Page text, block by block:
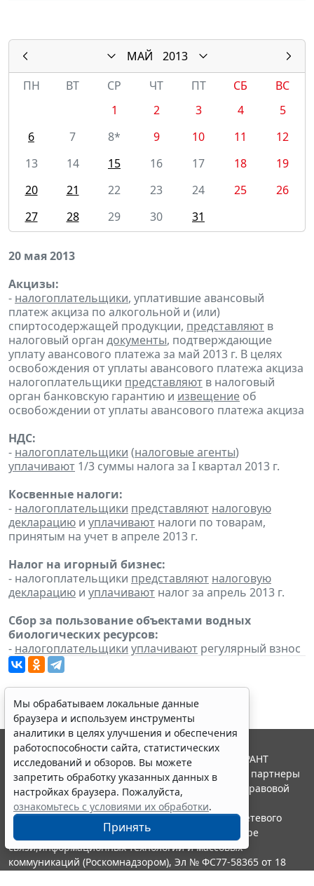
МАЙ
2013
ПН
ВТ СР ЧТ ПТ СБ
ВС
1
2 3 4
5
6
7 8* 9 10 11
12
13
14 15 16 17 18
19
20
21 22 23 24 25
26
27
28 29 30 31
20 мая 2013
Акцизы:
- налогоплательщики, уплатившие авансовый
платеж акциза по алкогольной и (или)
спиртосодержащей продукции, представляют в
налоговый орган документы, подтверждающие
уплату авансового платежа за май 2013 г. В целях
освобождения от уплаты авансового платежа акциза
налогоплательщики представляют в налоговый
орган банковскую гарантию и извещение об
освобождении от уплаты авансового платежа акциза
НДС:
- налогоплательщики (налоговые агенты)
уплачивают 1/3 суммы налога за I квартал 2013 г.
Косвенные налоги:
- налогоплательщики представляют налоговую
декларацию и уплачивают налоги по товарам,
принятым на учет в апреле 2013 г.
Налог на игорный бизнес:
- налогоплательщики представляют налоговую
декларацию и уплачивают налог за апрель 2013 г.
Сбор за пользование объектами водных
биологических ресурсов:
- налогоплательщики уплачивают регулярный взнос
Мы обрабатываем локальные данные
браузера и используем инструменты
аналитики в целях улучшения и обеспечения
работоспособности сайта, статистических
исследований и обзоров. Вы можете
запретить обработку указанных данных в
настройках браузера. Пожалуйста,
ознакомьтесь с условиями их обработки.
Принять
© ООО "НПП "ГАРАНТ-СЕРВИС", 2026. Система ГАРАНТ
выпускается с 1990 года. Компания "Гарант" и ее партнеры
являются участниками Российской ассоциации правовой
информации ГАРАНТ.
Портал ГАРАНТ.РУ зарегистрирован в качестве сетевого
издания Федеральной службой по надзору в сфере
связи,информационных технологий и массовых
коммуникаций (Роскомнадзором), Эл № ФС77-58365 от 18